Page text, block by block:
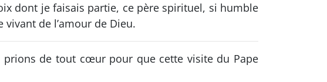
dont je faisais partie, ce père spirituel, si humble
de l’amour de Dieu.
prions de tout cœur pour que cette visite du Pape